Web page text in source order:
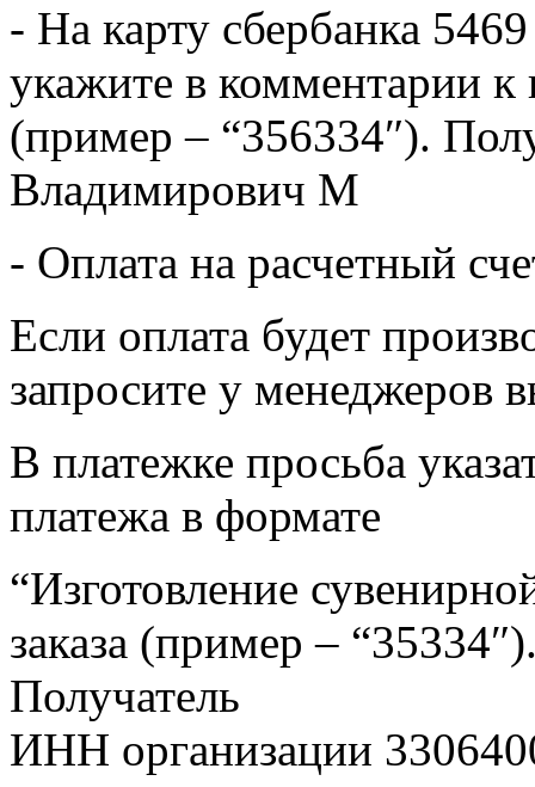
- На карту сбербанка
укажите в комментарии к
(пример – “356334″).
Владимирович М
- Оплата на расчетный
Если оплата будет
запросите у менеджеров
В платежке просьба
платежа в формате
“Изготовление
заказа (пример –
Получатель
ИНН организации